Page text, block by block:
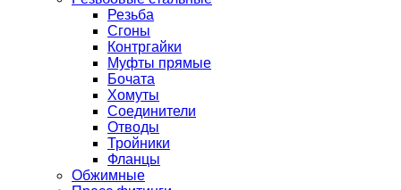
Резьба
Сгоны
Контргайки
Муфты прямые
Бочата
Хомуты
Соединители
Отводы
Тройники
Фланцы
Обжимные